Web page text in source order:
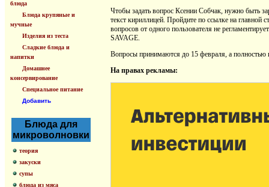
блюда
Блюда крупяные и
мучные
Изделия из теста
Сладкие блюда и
напитки
Домашнее
консервирование
Специальное питание
Добавить
Блюда для
микроволновки
теория
закуски
супы
блюда из мяса
Чтобы задать вопрос Ксении Собчак, нужно быть
текст кириллицей. Пройдите по ссылке на главной
вопросов от одного пользователя не
SAVAGE.
Вопросы принимаются до 15 февраля, а полностью
На правах рекламы: